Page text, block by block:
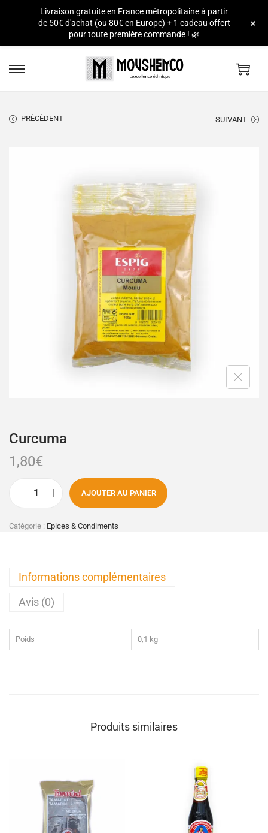
PRÉCÉDENT SUIVANT
Curcuma
1,80€
AJOUTER AU PANIER
Catégorie : Epices & Condiments
Informations complémentaires
Avis (0)
Poids 0,1 kg
Produits similaires
Livraison gratuite en France métropolitaine à partir
de 50€ d'achat (ou 80€ en Europe) + 1 cadeau offert
pour toute première commande ! 🌿
+